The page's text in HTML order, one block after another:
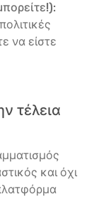
να είστε
τέλεια
και όχι